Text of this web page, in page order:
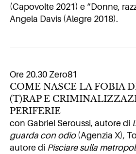
(Capovolte 2021) e “Donne,
Angela Davis (Alegre 2018).
Ore 20.30 Zero81
COME NASCE LA FOBIA
(T)RAP E
PERIFERIE
con Gabriel Seroussi, autore di
guarda con odio(Agenzia X),
autore di Pisciare sulla